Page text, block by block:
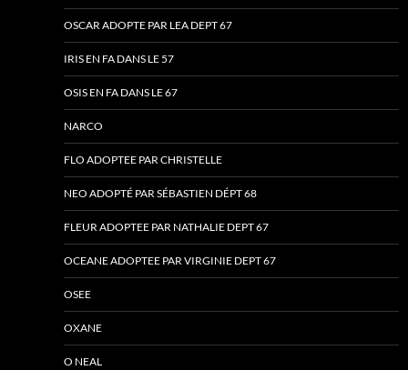
OSCAR ADOPTE PAR LEA DEPT 67
IRIS EN FA DANS LE 57
OSIS EN FA DANS LE 67
NARCO
FLO ADOPTEE PAR CHRISTELLE
NEO ADOPTÉ PAR SÉBASTIEN DÉPT 68
FLEUR ADOPTEE PAR NATHALIE DEPT 67
OCEANE ADOPTEE PAR VIRGINIE DEPT 67
OSEE
OXANE
O NEAL